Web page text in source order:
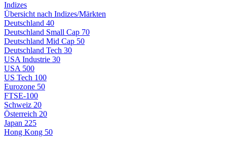
Indizes
Übersicht nach Indizes/Märkten
Deutschland 40
Deutschland Small Cap 70
Deutschland Mid Cap 50
Deutschland Tech 30
USA Industrie 30
USA 500
US Tech 100
Eurozone 50
FTSE-100
Schweiz 20
Österreich 20
Japan 225
Hong Kong 50